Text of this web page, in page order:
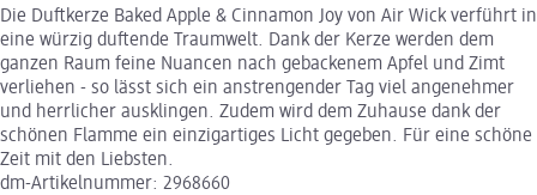
Die Duftkerze Baked Apple & Cinnamon Joy von Air Wick verführt in
eine würzig duftende Traumwelt. Dank der Kerze werden dem
ganzen Raum feine Nuancen nach gebackenem Apfel und Zimt
verliehen - so lässt sich ein anstrengender Tag viel angenehmer
und herrlicher ausklingen. Zudem wird dem Zuhause dank der
schönen Flamme ein einzigartiges Licht gegeben. Für eine schöne
Zeit mit den Liebsten.
dm-Artikelnummer: 2968660